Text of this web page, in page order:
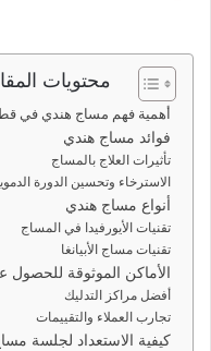
محتويات
أهمية فهم مساج هندي في
فوائد مساج هندي
تأثيرات العلاج بالمساج
الاسترخاء وتحسين الدورة
أنواع مساج هندي
تقنيات الأيورفيدا في المساج
تقنيات مساج الأبيانغا
الأماكن الموثوقة
أفضل مراكز التدليك
تجارب العملاء والتقييمات
كيفية الاستعداد لجلسة